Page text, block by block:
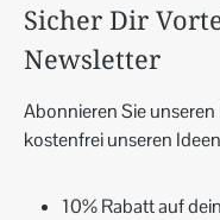
Sicher Dir
Newsletter
Abonnieren Sie
kostenfrei unseren
10% Rabatt auf